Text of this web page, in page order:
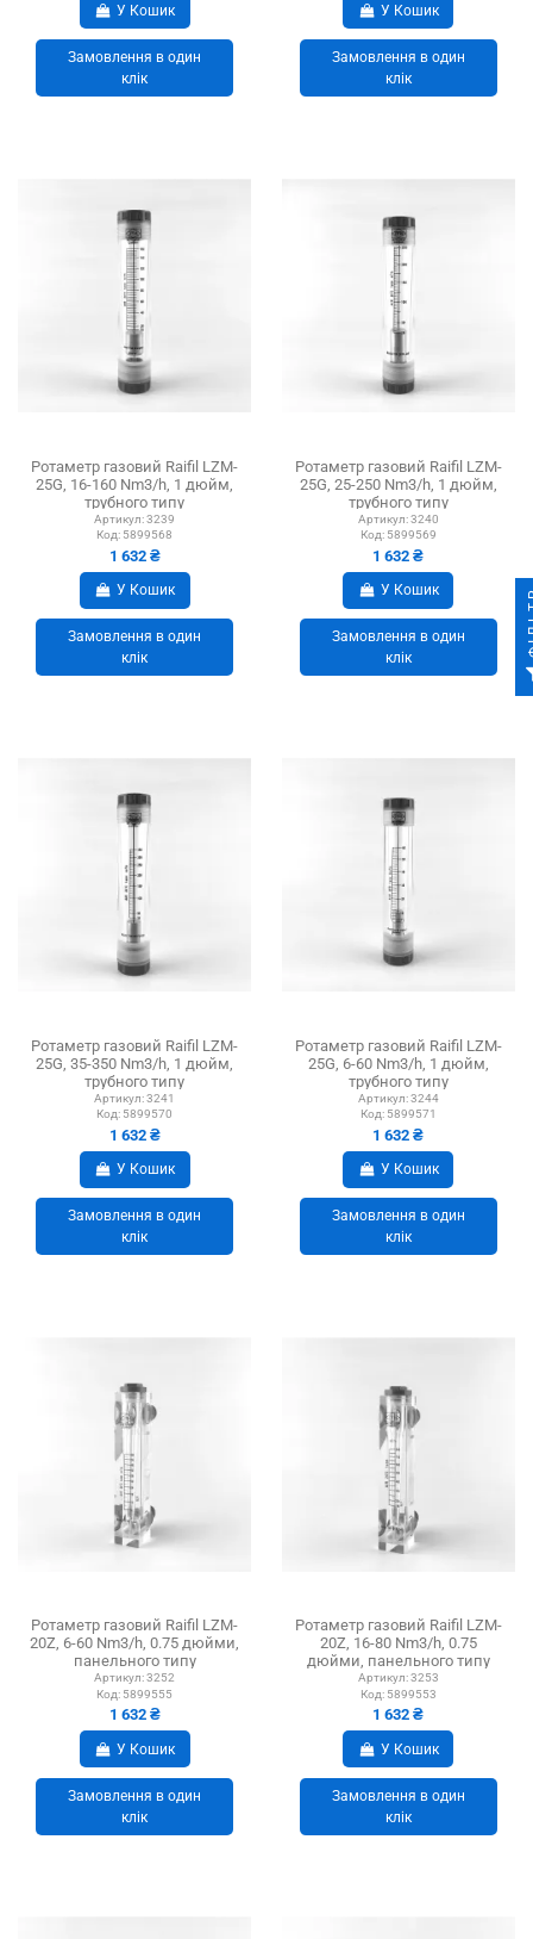
У Кошик
Замовлення в один
клік
У Кошик
Замовлення в один
клік
Ротаметр газовий Raifil LZM-
25G, 16-160 Nm3/h, 1 дюйм,
трубного типу
Артикул:3239
Код: 5899568
1 632 ₴
У Кошик
Замовлення в один
клік
Ротаметр газовий Raifil LZM-
25G, 25-250 Nm3/h, 1 дюйм,
трубного типу
Артикул:3240
Код: 5899569
1 632 ₴
У Кошик
Замовлення в один
клік
Ротаметр газовий Raifil LZM-
25G, 35-350 Nm3/h, 1 дюйм,
трубного типу
Артикул:3241
Код: 5899570
1 632 ₴
У Кошик
Замовлення в один
клік
Ротаметр газовий Raifil LZM-
25G, 6-60 Nm3/h, 1 дюйм,
трубного типу
Артикул:3244
Код: 5899571
1 632 ₴
У Кошик
Замовлення в один
клік
Ротаметр газовий Raifil LZM-
20Z, 6-60 Nm3/h, 0.75 дюйми,
панельного типу
Артикул:3252
Код: 5899555
1 632 ₴
У Кошик
Замовлення в один
клік
Ротаметр газовий Raifil LZM-
20Z, 16-80 Nm3/h, 0.75
дюйми, панельного типу
Артикул:3253
Код: 5899553
1 632 ₴
У Кошик
Замовлення в один
клік